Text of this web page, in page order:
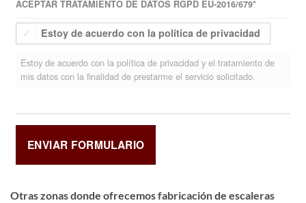
ACEPTAR TRATAMIENTO DE DATOS RGPD EU-2016/679*
Estoy de acuerdo con la política de privacidad
Estoy de acuerdo con la política de privacidad y el tratamiento de
mis datos con la finalidad de prestarme el servicio solicitado.
Otras zonas donde ofrecemos fabricación de escaleras